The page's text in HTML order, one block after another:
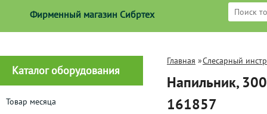
Фирменный магазин Сибртех
Каталог оборудования
Товар месяца
Главная »Слесарный
Напильник,
161857